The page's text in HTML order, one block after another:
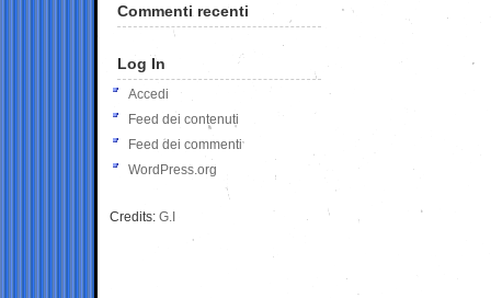
Commenti recenti
Log In
Accedi
Feed dei contenuti
Feed dei commenti
WordPress.org
Credits: G.I